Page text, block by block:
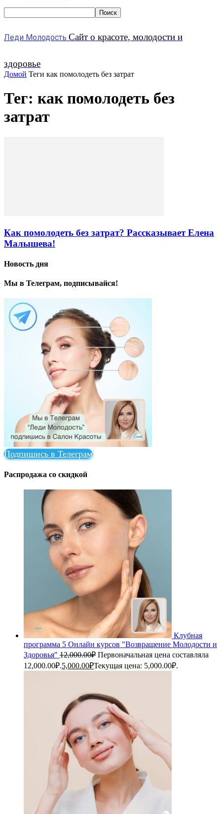
Леди Молодость Сайт о красоте, молодости и
здоровье
Домой Теги как помолодеть без затрат
Тег: как помолодеть без
затрат
Как помолодеть без затрат? Рассказывает Елена
Малышева!
Новость дня
Мы в Телеграм, подписывайся!
Подпишись в Телеграм
Распродажа со скидкой
Клубная
программа 5 Онлайн курсов "Возвращение Молодости и
Здоровья" 12,000.00₽ Первоначальная цена составляла
12,000.00₽.5,000.00₽Текущая цена: 5,000.00₽.